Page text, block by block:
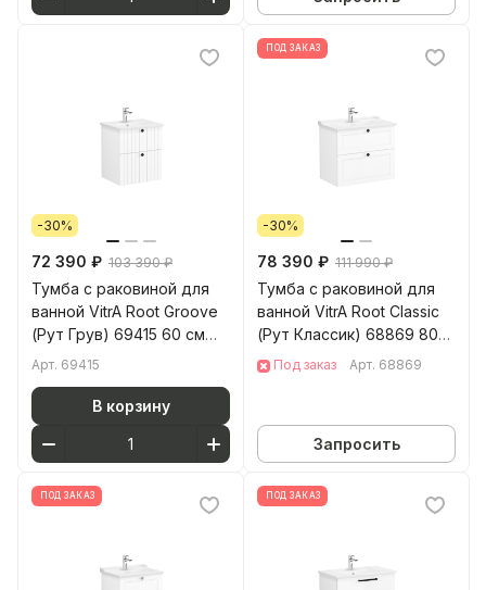
-30%
72 390 ₽ 103 390 ₽
Тумба с раковиной для
ванной VitrA Root Groove
(Рут Грув) 69415 60 см
матовая белая МДФ
Арт. 69415
В корзину
ПОД ЗАКАЗ
-30%
78 390 ₽ 111 990 ₽
Тумба с раковиной для
ванной VitrA Root Classic
(Рут Классик) 68869 80
см матовая белая МДФ
Под заказ Арт. 68869
Запросить
ПОД ЗАКАЗ ПОД ЗАКАЗ